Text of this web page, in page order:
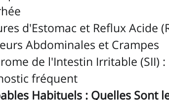
d'Estomac et Reflux Acide
Abdominales et Crampes
de l'Intestin Irritable (SII) :
fréquent
Habituels : Quelles Sont